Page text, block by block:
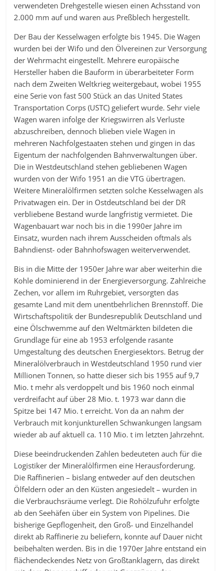
verwendeten Drehgestelle wiesen einen Achsstand von
2.000 mm auf und waren aus Preßblech hergestellt.
Der Bau der Kesselwagen erfolgte bis 1945. Die Wagen
wurden bei der Wifo und den Ölvereinen zur Versorgung
der Wehrmacht eingestellt. Mehrere europäische
Hersteller haben die Bauform in überarbeiteter Form
nach dem Zweiten Weltkrieg weitergebaut, wobei 1955
eine Serie von fast 500 Stück an das United States
Transportation Corps (USTC) geliefert wurde. Sehr viele
Wagen waren infolge der Kriegswirren als Verluste
abzuschreiben, dennoch blieben viele Wagen in
mehreren Nachfolgestaaten stehen und gingen in das
Eigentum der nachfolgenden Bahnverwaltungen über.
Die in Westdeutschland stehen gebliebenen Wagen
wurden von der Wifo 1951 an die VTG übertragen.
Weitere Mineralölfirmen setzten solche Kesselwagen als
Privatwagen ein. Der in Ostdeutschland bei der DR
verbliebene Bestand wurde langfristig vermietet. Die
Wagenbauart war noch bis in die 1990er Jahre im
Einsatz, wurden nach ihrem Ausscheiden oftmals als
Bahndienst- oder Bahnhofswagen weiterverwendet.
Bis in die Mitte der 1950er Jahre war aber weiterhin die
Kohle dominierend in der Energieversorgung. Zahlreiche
Zechen, vor allem im Ruhrgebiet, versorgten das
gesamte Land mit dem unentbehrlichen Brennstoff. Die
Wirtschaftspolitik der Bundesrepublik Deutschland und
eine Ölschwemme auf den Weltmärkten bildeten die
Grundlage für eine ab 1953 erfolgende rasante
Umgestaltung des deutschen Energiesektors. Betrug der
Mineralölverbrauch in Westdeutschland 1950 rund vier
Millionen Tonnen, so hatte dieser sich bis 1955 auf 9,7
Mio. t mehr als verdoppelt und bis 1960 noch einmal
verdreifacht auf über 28 Mio. t. 1973 war dann die
Spitze bei 147 Mio. t erreicht. Von da an nahm der
Verbrauch mit konjunkturellen Schwankungen langsam
wieder ab auf aktuell ca. 110 Mio. t im letzten Jahrzehnt.
Diese beeindruckenden Zahlen bedeuteten auch für die
Logistiker der Mineralölfirmen eine Herausforderung.
Die Raffinerien – bislang entweder auf den deutschen
Ölfeldern oder an den Küsten angesiedelt – wurden in
die Verbrauchsräume verlegt. Die Rohölzufuhr erfolgte
ab den Seehäfen über ein System von Pipelines. Die
bisherige Gepflogenheit, den Groß- und Einzelhandel
direkt ab Raffinerie zu beliefern, konnte auf Dauer nicht
beibehalten werden. Bis in die 1970er Jahre entstand ein
flächendeckendes Netz von Großtanklagern, das direkt